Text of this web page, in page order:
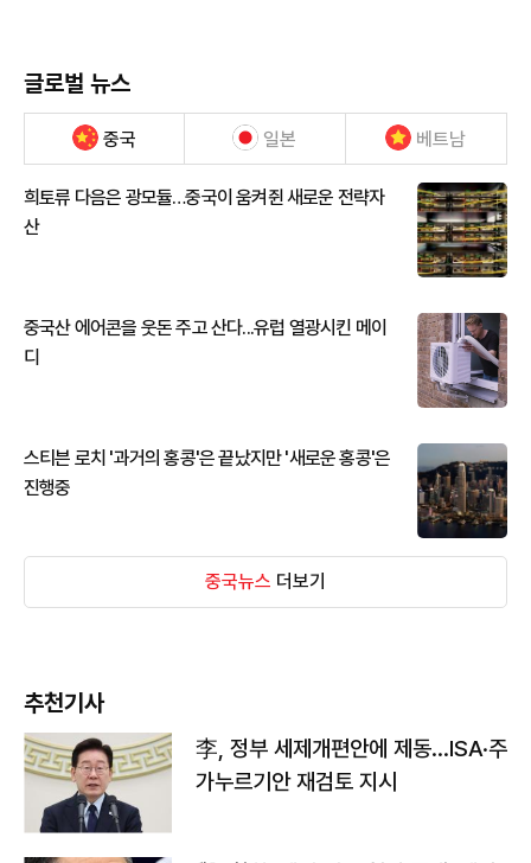
글로벌 뉴스
중국 일본 베트남
희토류 다음은 광모듈…중국이 움켜쥔 새로운 전략자
산
중국산 에어콘을 웃돈 주고 산다...유럽 열광시킨 메이
디
스티븐 로치 '과거의 홍콩'은 끝났지만 '새로운 홍콩'은
진행중
중국뉴스 더보기
추천기사
李, 정부 세제개편안에 제동…ISA·주
가누르기안 재검토 지시